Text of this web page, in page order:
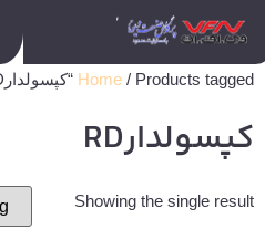
Home / Products tagged “کپسولدارRD”
کپسولدارRD
Showing the single result